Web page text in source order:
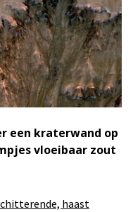
een kraterwand op
vloeibaar zout
haast